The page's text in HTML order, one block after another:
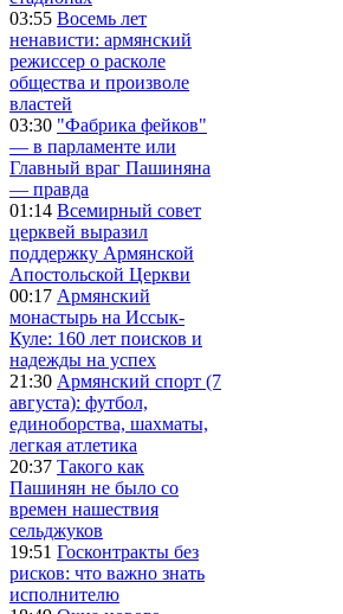
03:55 Восемь лет
ненависти: армянский
режиссер о расколе
общества и произволе
властей
03:30 "Фабрика фейков"
— в парламенте или
Главный враг Пашиняна
— правда
01:14 Всемирный совет
церквей выразил
поддержку Армянской
Апостольской Церкви
00:17 Армянский
монастырь на Иссык-
Куле: 160 лет поисков и
надежды на успех
21:30 Армянский спорт (7
августа): футбол,
единоборства, шахматы,
легкая атлетика
20:37 Такого как
Пашинян не было со
времен нашествия
сельджуков
19:51 Госконтракты без
рисков: что важно знать
исполнителю